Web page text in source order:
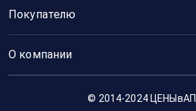
Покупателю
О компании
© 2014-2024